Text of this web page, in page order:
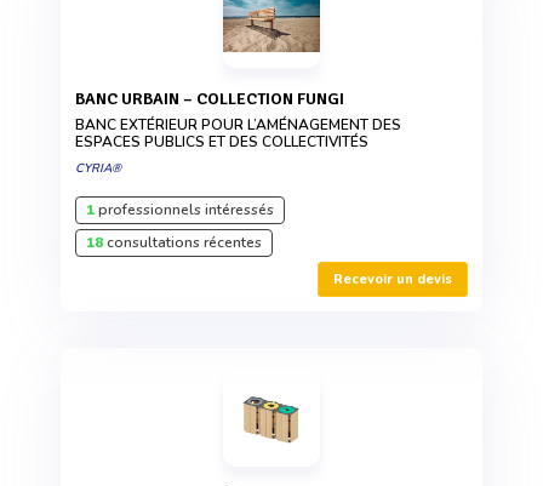
BANC URBAIN – COLLECTION FUNGI
BANC EXTÉRIEUR POUR L’AMÉNAGEMENT DES
ESPACES PUBLICS ET DES COLLECTIVITÉS
CYRIA®
1professionnels intéressés
18consultations récentes
Recevoir un devis